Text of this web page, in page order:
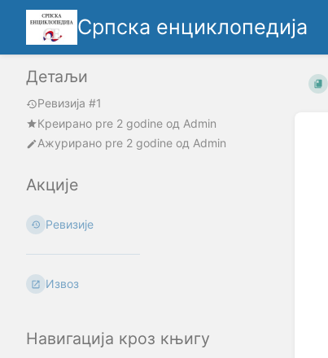
Српска енциклопедија
Детаљи
Ревизија #1
Креирано pre 2 godine oд Admin
Ажурирано pre 2 godine од Admin
Акције
Ревизије
Извоз
Навигација кроз књигу